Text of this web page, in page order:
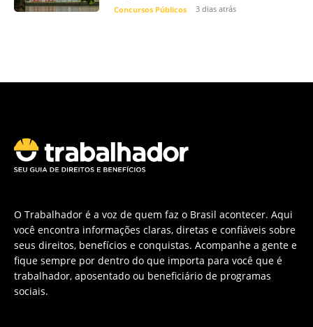
Concursos Públicos 3 dias atrás
O Trabalhador é a voz de quem faz o Brasil acontecer. Aqui
você encontra informações claras, diretas e confiáveis sobre
seus direitos, benefícios e conquistas. Acompanhe a gente e
fique sempre por dentro do que importa para você que é
trabalhador, aposentado ou beneficiário de programas
sociais.